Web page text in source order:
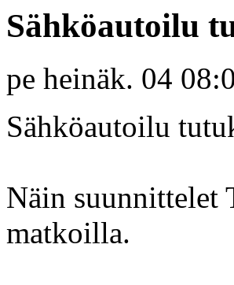
Sähköautoilu
pe heinäk. 04
Sähköautoilu
Näin suunnittelet
matkoilla.